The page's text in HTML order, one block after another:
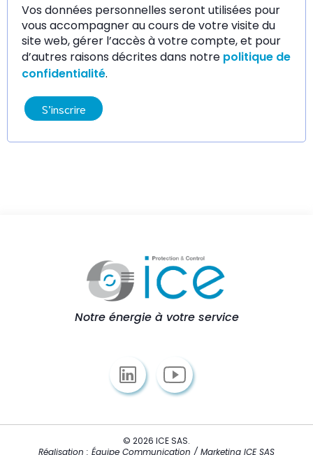
Vos données personnelles seront utilisées pour
vous accompagner au cours de votre visite du
site web, gérer l’accès à votre compte, et pour
d’autres raisons décrites dans notre politique de
confidentialité.
S’inscrire
Notre énergie à votre service
© 2026 ICE SAS.
Réalisation : Équipe Communication / Marketing ICE SAS